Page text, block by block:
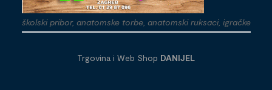
školski pribor, anatomske torbe, anatomski ruksaci, igračke
Trgovina i Web Shop DANIJEL